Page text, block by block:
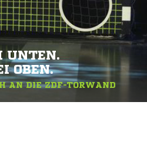
UNTEN.
OBEN.
AN DIE ZDF-TORWAND